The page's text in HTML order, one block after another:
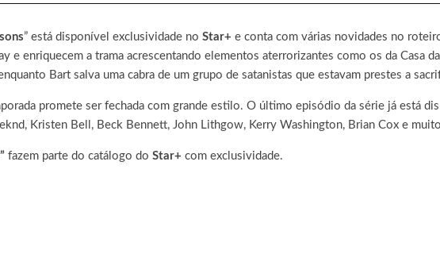
” está disponível exclusividade no Star+ e conta com várias novidades no
e enriquecem a trama acrescentando elementos aterrorizantes como os da Casa
Bart salva uma cabra de um grupo de satanistas que estavam prestes a
promete ser fechada com grande estilo. O último episódio da série já está
Kristen Bell, Beck Bennett, John Lithgow, Kerry Washington, Brian Cox e
fazem parte do catálogo do Star+ com exclusividade.